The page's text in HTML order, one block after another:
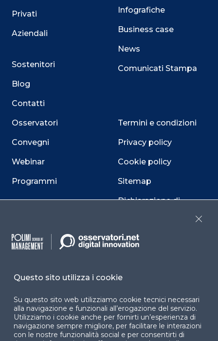
Privati
Aziendali
Sostenitori
Blog
Contatti
Osservatori
Convegni
Webinar
Programmi
Infografiche
Business case
News
Comunicati Stampa
Termini e condizioni
Privacy policy
Cookie policy
Sitemap
Dichiarazione di
Cookie Center
Facebook
YouTube X
Questo sito utilizza i cookie
Su questo sito web utilizziamo cookie tecnici necessari
alla navigazione e funzionali all’erogazione del servizio.
Utilizziamo i cookie anche per fornirti un’esperienza di
navigazione sempre migliore, per facilitare le interazioni
con le nostre funzionalità social e per consentirti di